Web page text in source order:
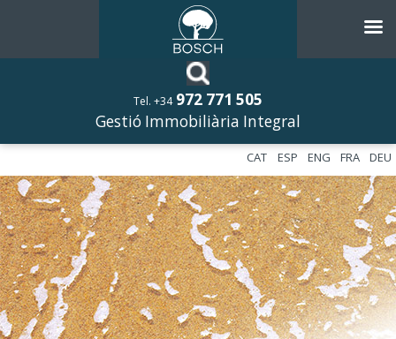
Tel. +34 972 771 505
Gestió Immobiliària Integral
DEU
FRA
ENG
ESP
CAT